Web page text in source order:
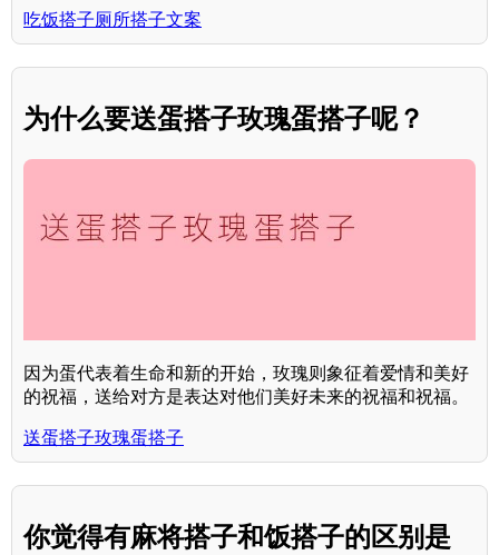
吃饭搭子厕所搭子文案
为什么要送蛋搭子玫瑰蛋搭子呢？
因为蛋代表着生命和新的开始，玫瑰则象征着爱情和美好
的祝福，送给对方是表达对他们美好未来的祝福和祝福。
送蛋搭子玫瑰蛋搭子
你觉得有麻将搭子和饭搭子的区别是